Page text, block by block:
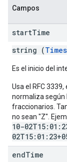
Campos
startTime
string (
Es el inicio del
Usa el RFC
normaliza según
fraccionarios.
no sean "Z".
10-
endTime